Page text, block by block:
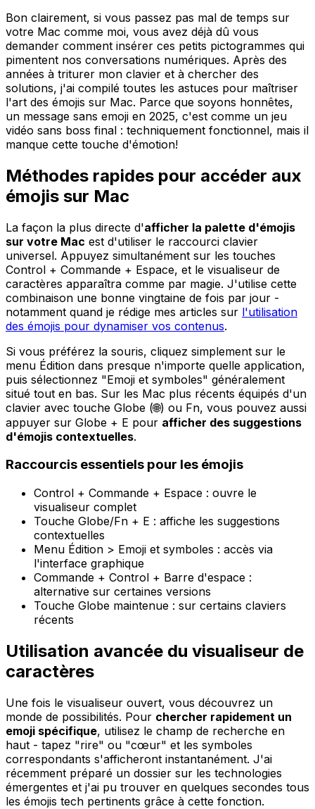
Bon clairement, si vous passez pas mal de temps sur
votre Mac comme moi, vous avez déjà dû vous
demander comment insérer ces petits pictogrammes qui
pimentent nos conversations numériques. Après des
années à triturer mon clavier et à chercher des
solutions, j'ai compilé toutes les astuces pour maîtriser
l'art des émojis sur Mac. Parce que soyons honnêtes,
un message sans emoji en 2025, c'est comme un jeu
vidéo sans boss final : techniquement fonctionnel, mais il
manque cette touche d'émotion!
Méthodes rapides pour accéder aux
émojis sur Mac
La façon la plus directe d'afficher la palette d'émojis
sur votre Mac est d'utiliser le raccourci clavier
universel. Appuyez simultanément sur les touches
Control + Commande + Espace, et le visualiseur de
caractères apparaîtra comme par magie. J'utilise cette
combinaison une bonne vingtaine de fois par jour -
notamment quand je rédige mes articles sur l'utilisation
des émojis pour dynamiser vos contenus.
Si vous préférez la souris, cliquez simplement sur le
menu Édition dans presque n'importe quelle application,
puis sélectionnez "Emoji et symboles" généralement
situé tout en bas. Sur les Mac plus récents équipés d'un
clavier avec touche Globe (🌐) ou Fn, vous pouvez aussi
appuyer sur Globe + E pour afficher des suggestions
d'émojis contextuelles.
Raccourcis essentiels pour les émojis
Control + Commande + Espace : ouvre le
visualiseur complet
Touche Globe/Fn + E : affiche les suggestions
contextuelles
Menu Édition > Emoji et symboles : accès via
l'interface graphique
Commande + Control + Barre d'espace :
alternative sur certaines versions
Touche Globe maintenue : sur certains claviers
récents
Utilisation avancée du visualiseur de
caractères
Une fois le visualiseur ouvert, vous découvrez un
monde de possibilités. Pour chercher rapidement un
emoji spécifique, utilisez le champ de recherche en
haut - tapez "rire" ou "cœur" et les symboles
correspondants s'afficheront instantanément. J'ai
récemment préparé un dossier sur les technologies
émergentes et j'ai pu trouver en quelques secondes tous
les émojis tech pertinents grâce à cette fonction.